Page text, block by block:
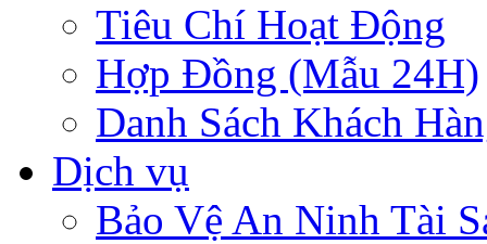
Tiêu Chí Hoạt Động
Hợp Đồng (Mẫu 24H)
Danh Sách Khách
Dịch vụ
Bảo Vệ An Ninh Tài